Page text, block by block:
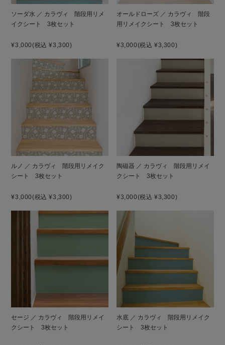
ソーダ水 ／ カラヴィ 階段用リメ
イクシート 3枚セット
¥3,000(税込 ¥3,300)
オールドローズ ／ カラヴィ 階段
用リメイクシート 3枚セット
¥3,000(税込 ¥3,300)
ルノ ／ カラヴィ 階段用リメイク
シート 3枚セット
¥3,000(税込 ¥3,300)
陶磁器 ／ カラヴィ 階段用リメイ
クシート 3枚セット
¥3,000(税込 ¥3,300)
セージ ／ カラヴィ 階段用リメイ
クシート 3枚セット
水底 ／ カラヴィ 階段用リメイク
シート 3枚セット